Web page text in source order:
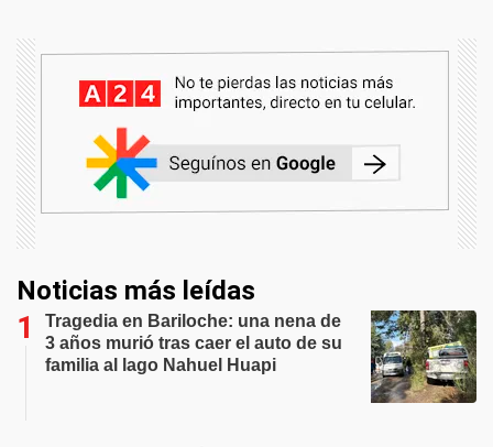
Noticias más leídas
Tragedia en Bariloche: una nena de
3 años murió tras caer el auto de su
familia al lago Nahuel Huapi